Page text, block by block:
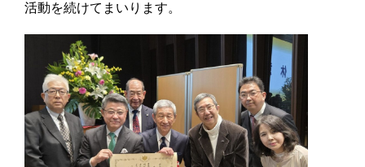
活動を続けてまいります。